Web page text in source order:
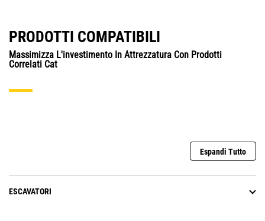
PRODOTTI COMPATIBILI
Massimizza L'investimento In Attrezzatura Con Prodotti
Correlati Cat
Espandi Tutto
ESCAVATORI